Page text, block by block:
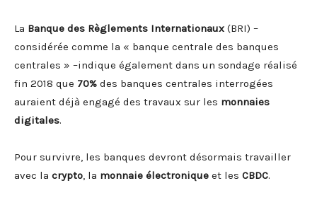
La Banque des Règlements Internationaux (BRI) –
considérée comme la « banque centrale des banques
centrales » –indique également dans un sondage réalisé
fin 2018 que 70% des banques centrales interrogées
auraient déjà engagé des travaux sur les monnaies
digitales.
Pour survivre, les banques devront désormais travailler
avec la crypto, la monnaie électronique et les CBDC.